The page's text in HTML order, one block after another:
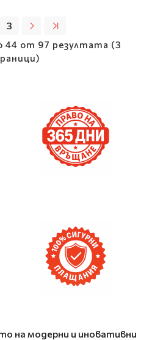
3
44 от 97 резултата (3
на модерни и иновативни